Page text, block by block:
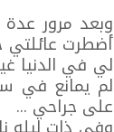
أضطرت
لي في الدنيا
لم يمانع في
على جراحي ...